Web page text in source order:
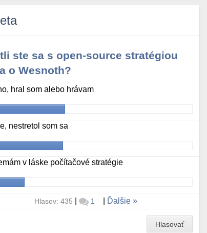
ste sa s open-source stratégiou
o Wesnoth?
hral som alebo hrávam
nestretol som sa
v láske počítačové stratégie
Hlasov: 435 | 1 Ďalšie
Hlasovať